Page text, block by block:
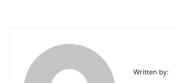
Written by: